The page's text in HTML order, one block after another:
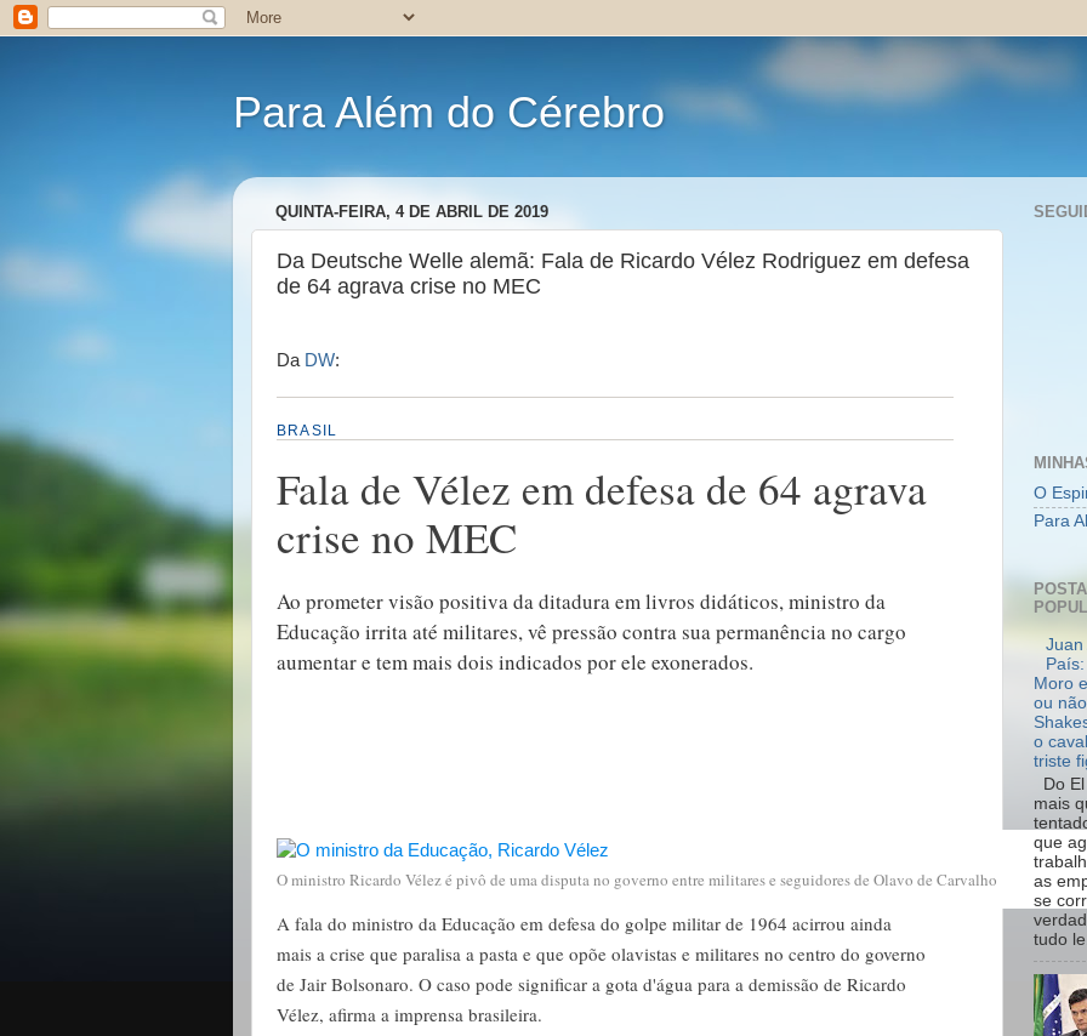
Para Além do Cérebro
QUINTA-FEIRA, 4 DE ABRIL DE 2019
Da Deutsche Welle alemã: Fala de Ricardo Vélez Rodriguez em defesa
de 64 agrava crise no MEC
Da DW:
BRASIL
Fala de Vélez em defesa de 64 agrava
crise no MEC
Ao prometer visão positiva da ditadura em livros didáticos, ministro da
Educação irrita até militares, vê pressão contra sua permanência no cargo
aumentar e tem mais dois indicados por ele exonerados.
O ministro Ricardo Vélez é pivô de uma disputa no governo entre militares e seguidores de Olavo de Carvalho
A fala do ministro da Educação em defesa do golpe militar de 1964 acirrou ainda
mais a crise que paralisa a pasta e que opõe olavistas e militares no centro do governo
de Jair Bolsonaro. O caso pode significar a gota d'água para a demissão de Ricardo
Vélez, afirma a imprensa brasileira.
O
Para
Juan
Moro
ou
o
triste
Do
mais
que
as
se
tudo